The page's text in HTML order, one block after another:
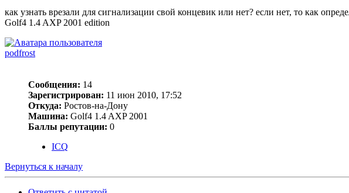
как узнать врезали для сигнализации свой концевик или нет? если нет, то как
Golf4 1.4 AXP 2001 edition
podfrost
Сообщения: 14
Зарегистрирован: 11 июн 2010, 17:52
Откуда: Ростов-на-Дону
Машина: Golf4 1.4 AXP 2001
Баллы репутации: 0
ICQ
Вернуться к началу